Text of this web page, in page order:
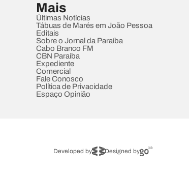
Mais
Últimas Notícias
Tábuas de Marés em João Pessoa
Editais
Sobre o Jornal da Paraíba
Cabo Branco FM
CBN Paraíba
Expediente
Comercial
Fale Conosco
Política de Privacidade
Espaço Opinião
Developed by Designed by